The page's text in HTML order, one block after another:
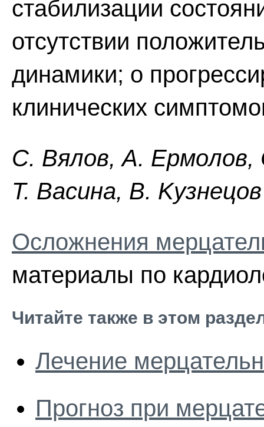
стабилизации
отсутствии
динамики; о
клинических
C. Bялoв, A.
Т. Bacинa, B. Kyзнeцoв
Осложнения
материалы по
Читайте также в этом
Лечение
Прогноз при